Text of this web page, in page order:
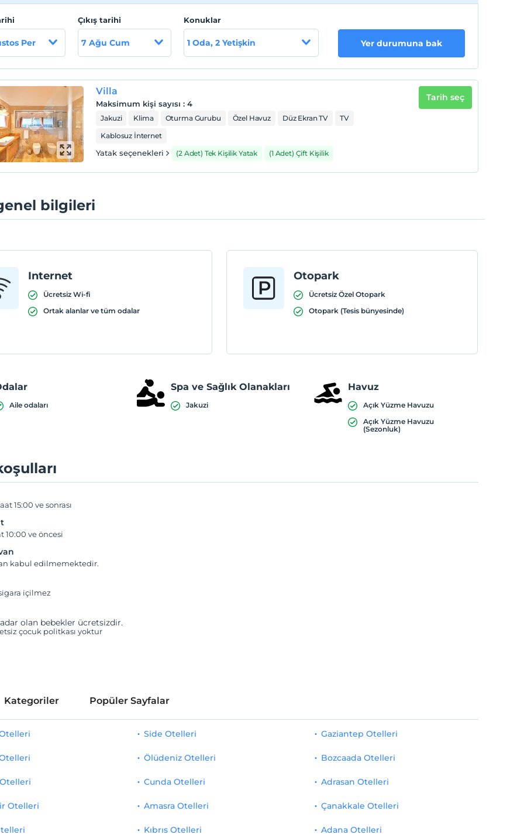
Per
Çıkış tarihi
7 Ağu Cum
Konuklar
1 Oda, 2 Yetişkin Yer durumuna bak
Villa
Maksimum kişi sayısı :4
Jakuzi Klima Oturma Gurubu Özel Havuz Düz Ekran TV
TV
Kablosuz İnternet
Yatak seçenekleri (2 Adet) Tek Kişilik Yatak (1 Adet) Çift Kişilik
Tarih seç
bilgileri
Internet
Ücretsiz Wi-fi
Ortak alanlar ve tüm odalar
Otopark
Ücretsiz Özel Otopark
Otopark (Tesis bünyesinde)
Aile odaları
Spa ve Sağlık Olanakları
Jakuzi
Havuz
Açık Yüzme Havuzu
Açık Yüzme Havuzu
(Sezonluk)
15:00 ve sonrası
10:00 ve öncesi
kabul edilmemektedir.
içilmez
olan bebekler ücretsizdir.
çocuk politkası yoktur
Kategoriler Popüler Sayfalar
Otelleri
Side Otelleri
Ölüdeniz Otelleri
Cunda Otelleri
Amasra Otelleri
Kıbrıs Otelleri
Gaziantep Otelleri
Bozcaada Otelleri
Adrasan Otelleri
Çanakkale Otelleri
Adana Otelleri